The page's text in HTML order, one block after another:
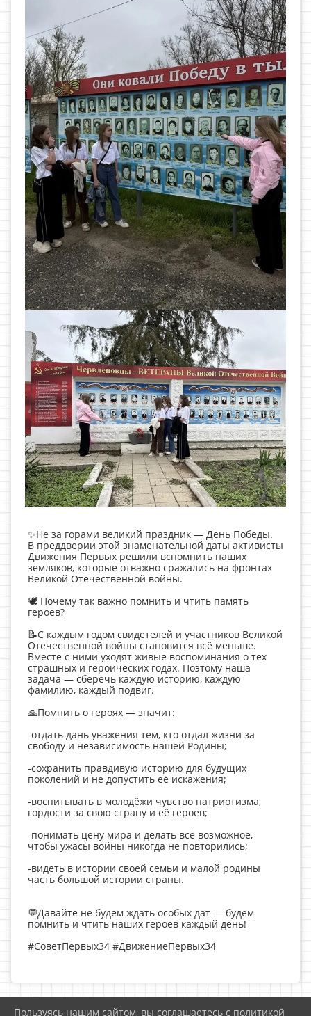
✨Не за горами великий праздник — День Победы.
В преддверии этой знаменательной даты активисты
Движения Первых решили вспомнить наших
земляков, которые отважно сражались на фронтах
Великой Отечественной войны.
🕊 Почему так важно помнить и чтить память
героев?
📝С каждым годом свидетелей и участников Великой
Отечественной войны становится всё меньше.
Вместе с ними уходят живые воспоминания о тех
страшных и героических годах. Поэтому наша
задача — сберечь каждую историю, каждую
фамилию, каждый подвиг.
🙏Помнить о героях — значит:
-отдать дань уважения тем, кто отдал жизни за
свободу и независимость нашей Родины;
-сохранить правдивую историю для будущих
поколений и не допустить её искажения;
-воспитывать в молодёжи чувство патриотизма,
гордости за свою страну и её героев;
-понимать цену мира и делать всё возможное,
чтобы ужасы войны никогда не повторились;
-видеть в истории своей семьи и малой родины
часть большой истории страны.
💬Давайте не будем ждать особых дат — будем
помнить и чтить наших героев каждый день!
#СоветПервых34 #ДвижениеПервых34
Пользуясь нашим сайтом, вы соглашаетесь с политикой